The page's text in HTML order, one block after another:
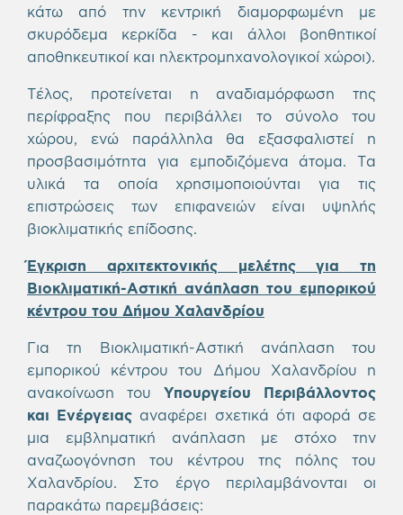
κάτω από την κεντρική διαμορφωμένη με
σκυρόδεμα κερκίδα - και άλλοι βοηθητικοί
αποθηκευτικοί και ηλεκτρομηχανολογικοί χώροι).
Τέλος, προτείνεται η αναδιαμόρφωση της
περίφραξης που περιβάλλει το σύνολο του
χώρου, ενώ παράλληλα θα εξασφαλιστεί η
προσβασιμότητα για εμποδιζόμενα άτομα. Τα
υλικά τα οποία χρησιμοποιούνται για τις
επιστρώσεις των επιφανειών είναι υψηλής
βιοκλιματικής επίδοσης.
Έγκριση αρχιτεκτονικής μελέτης για τη
Βιοκλιματική-Αστική ανάπλαση του εμπορικού
κέντρου του Δήμου Χαλανδρίου
Για τη Βιοκλιματική-Αστική ανάπλαση του
εμπορικού κέντρου του Δήμου Χαλανδρίου η
ανακοίνωση του Υπουργείου Περιβάλλοντος
και Ενέργειας αναφέρει σχετικά ότι αφορά σε
μια εμβληματική ανάπλαση με στόχο την
αναζωογόνηση του κέντρου της πόλης του
Χαλανδρίου. Στο έργο περιλαμβάνονται οι
παρακάτω παρεμβάσεις: